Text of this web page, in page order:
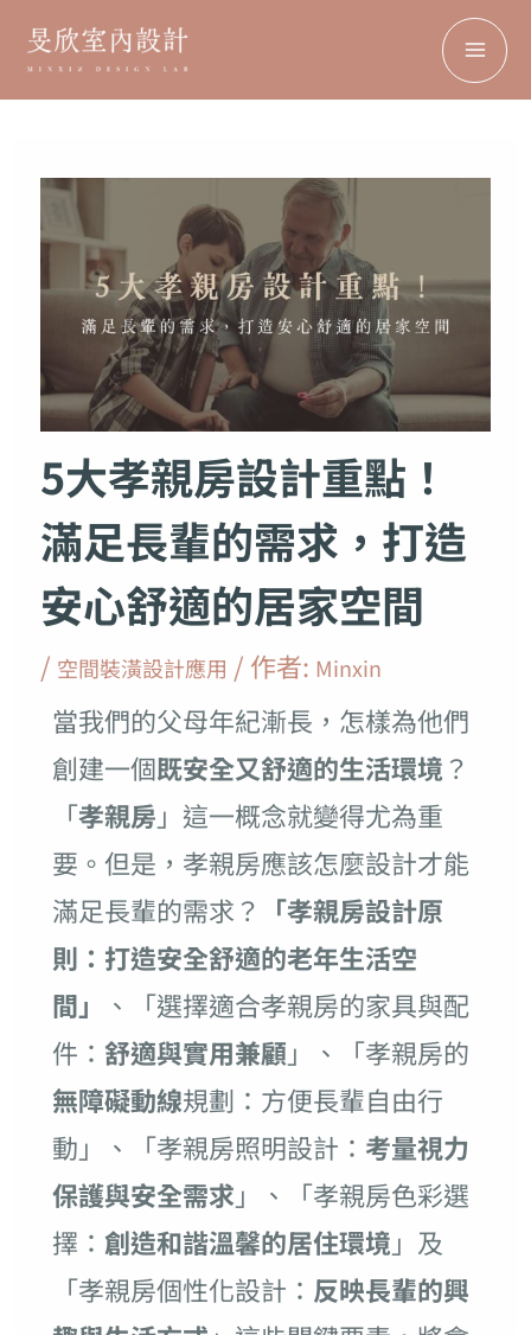
5大孝親房設計重點！
滿足長輩的需求，打造
安心舒適的居家空間
/ 空間裝潢設計應用 / 作者: Minxin
當我們的父母年紀漸長，怎樣為他們
創建一個既安全又舒適的生活環境 ？
「孝親房 」這一概念就變得尤為重
要。但是，孝親房應該怎麼設計才能
滿足長輩的需求？ 「孝親房設計原
則：打造安全舒適的老年生活空
間」
、「選擇適合孝親房的家具與配
件： 舒適與實用兼顧 」、「孝親房的
無障礙動線規劃：方便長輩自由行
動」、「孝親房照明設計： 考量視力
保護與安全需求 」、「孝親房色彩選
擇： 創造和諧溫馨的居住環境 」及
「孝親房個性化設計： 反映長輩的興
搜
尋